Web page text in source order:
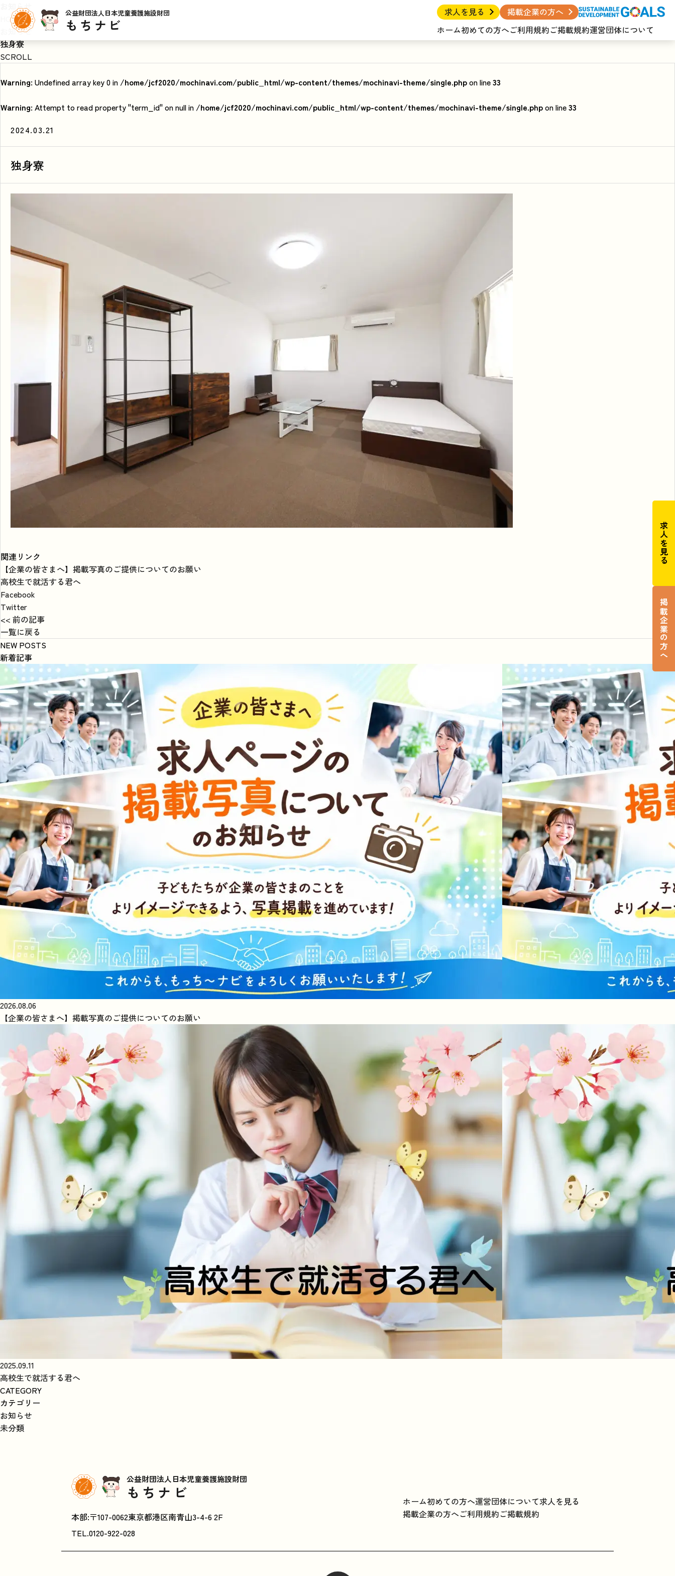
公益財団法人日本児童養護施設財団
もちナビ
求人を見る
掲載企業の方へ
ホーム初めての方へご利用規約ご掲載規約運営団体について
求人を見る
掲載企業の方へ
お知らせ
HOME
お知らせ
独身寮
SCROLL
Warning: Undefined array key 0 in /home/jcf2020/mochinavi.com/public_html/wp-content/themes/mochinavi-theme/single.phpon line33
Warning: Attempt to read property "term_id" on null in /home/jcf2020/mochinavi.com/public_html/wp-content/themes/mochinavi-theme/single.phpon line33
2024.03.21
独身寮
関連リンク
【企業の皆さまへ】掲載写真のご提供についてのお願い
高校生で就活する君へ
Facebook
Twitter
<< 前の記事
一覧に戻る
NEW POSTS
新着記事
2026.08.06
【企業の皆さまへ】掲載写真のご提供についてのお願い
2025.09.11
高校生で就活する君へ
CATEGORY
カテゴリー
お知らせ
未分類
公益財団法人日本児童養護施設財団
もちナビ
本部:〒107-0062東京都港区南青山3-4-6 2F
TEL.0120-922-028
ホーム初めての方へ運営団体について求人を見る
掲載企業の方へご利用規約ご掲載規約